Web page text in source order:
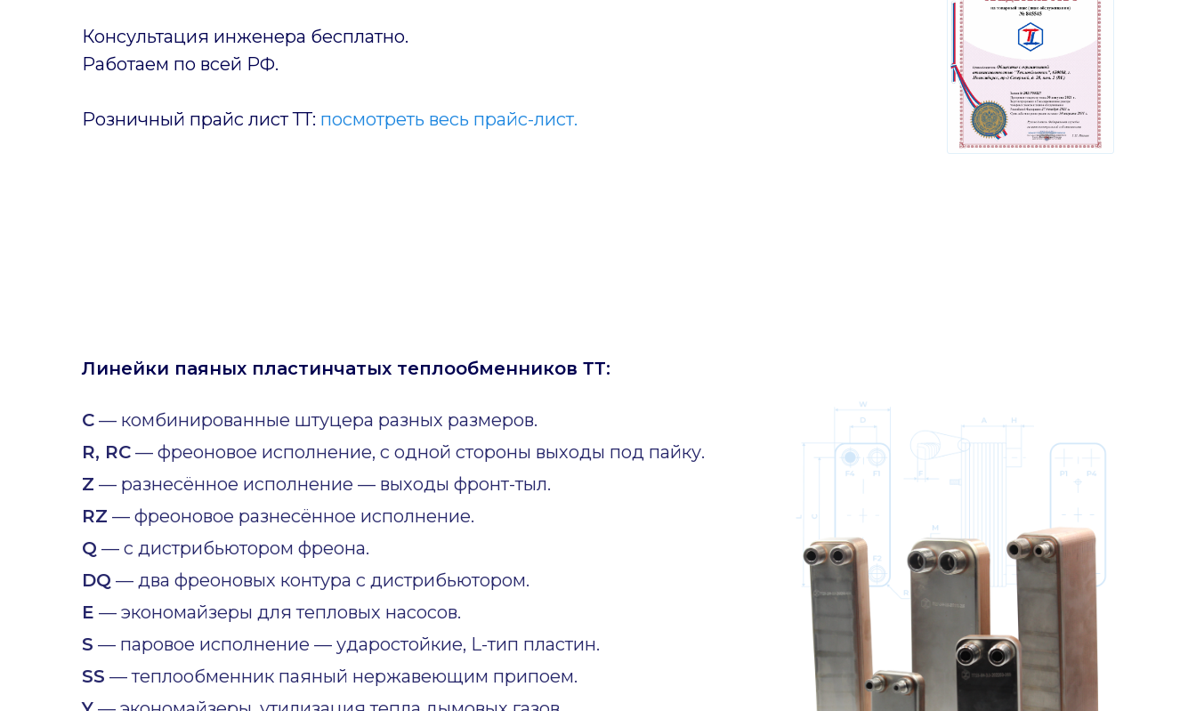
Консультация инженера бесплатно.
Работаем по всей РФ.
Розничный прайс лист ТТ: посмотреть весь прайс-лист.
Линейки паяных пластинчатых теплообменников ТТ:
C — комбинированные штуцера разных размеров.
R, RC — фреоновое исполнение, с одной стороны выходы под пайку.
Z — разнесённое исполнение — выходы фронт-тыл.
RZ — фреоновое разнесённое исполнение.
Q — с дистрибьютором фреона.
DQ — два фреоновых контура с дистрибьютором.
E — экономайзеры для тепловых насосов.
S — паровое исполнение — ударостойкие, L-тип пластин.
SS — теплообменник паяный нержавеющим припоем.